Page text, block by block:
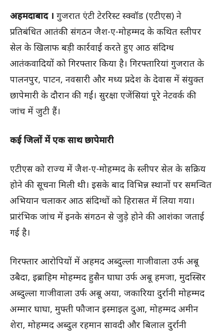
अहमदाबाद । गुजरात एंटी टेररिस्ट स्क्वॉड (एटीएस) ने
प्रतिबंधित आतंकी संगठन जैश-ए-मोहम्मद के कथित स्लीपर
सेल के खिलाफ बड़ी कार्रवाई करते हुए आठ संदिग्ध
आतंकवादियों को गिरफ्तार किया है। गिरफ्तारियां गुजरात के
पालनपुर, पाटन, नवसारी और मध्य प्रदेश के देवास में संयुक्त
छापेमारी के दौरान की गईं। सुरक्षा एजेंसियां पूरे नेटवर्क की
जांच में जुटी हैं।
कई जिलों में एक साथ छापेमारी
एटीएस को राज्य में जैश-ए-मोहम्मद के स्लीपर सेल के सक्रिय
होने की सूचना मिली थी। इसके बाद विभिन्न स्थानों पर समन्वित
अभियान चलाकर आठ संदिग्धों को हिरासत में लिया गया।
प्रारंभिक जांच में इनके संगठन से जुड़े होने की आशंका जताई
गई है।
गिरफ्तार आरोपियों में अहमद अब्दुल्ला गाजीवाला उर्फ अबू
उबैदा, इब्राहिम मोहम्मद हुसैन घाघा उर्फ अबू हमजा, मुदस्सिर
अब्दुल्ला गाजीवाला उर्फ अबू अया, जकारिया दुर्रानी मोहम्मद
अम्मार घाघा, मुफ्ती फौजान इस्माइल दुआ, मोहम्मद अमीन
शेरा, मोहम्मद अब्दुल रहमान सावदी और बिलाल दुर्रानी